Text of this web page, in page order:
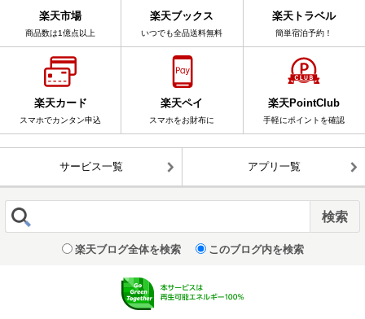
楽天市場
商品数は1億点以上
楽天ブックス
いつでも全品送料無料
楽天トラベル
簡単宿泊予約！
楽天カード
スマホでカンタン申込
楽天ペイ
スマホをお財布に
楽天PointClub
手軽にポイントを確認
サービス一覧 アプリ一覧
楽天ブログ全体を検索 このブログ内を検索